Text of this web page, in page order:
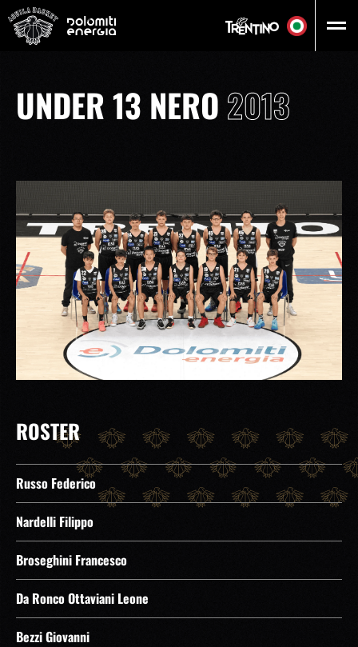
UNDER 13 NERO 2013
ROSTER
Russo Federico
Nardelli Filippo
Broseghini Francesco
Da Ronco Ottaviani Leone
Bezzi Giovanni